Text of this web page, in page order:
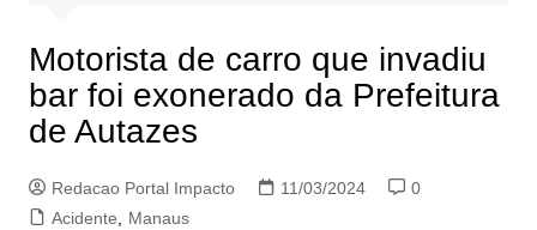
Motorista de carro que invadiu
bar foi exonerado da Prefeitura
de Autazes
Redacao Portal Impacto 11/03/2024
0
Acidente
Manaus